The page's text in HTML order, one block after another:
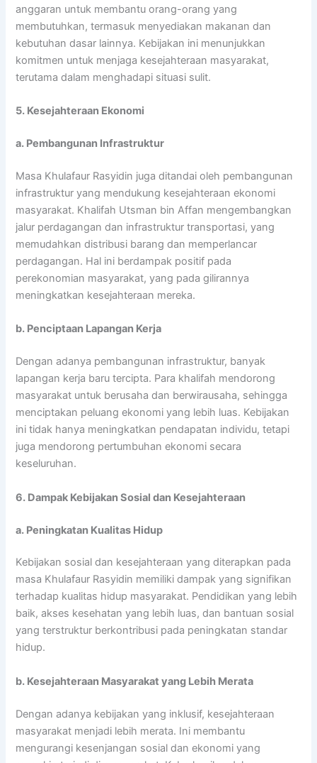
anggaran untuk membantu orang-orang yang
membutuhkan, termasuk menyediakan makanan dan
kebutuhan dasar lainnya. Kebijakan ini menunjukkan
komitmen untuk menjaga kesejahteraan masyarakat,
terutama dalam menghadapi situasi sulit.
5. Kesejahteraan Ekonomi
a. Pembangunan Infrastruktur
Masa Khulafaur Rasyidin juga ditandai oleh pembangunan
infrastruktur yang mendukung kesejahteraan ekonomi
masyarakat. Khalifah Utsman bin Affan mengembangkan
jalur perdagangan dan infrastruktur transportasi, yang
memudahkan distribusi barang dan memperlancar
perdagangan. Hal ini berdampak positif pada
perekonomian masyarakat, yang pada gilirannya
meningkatkan kesejahteraan mereka.
b. Penciptaan Lapangan Kerja
Dengan adanya pembangunan infrastruktur, banyak
lapangan kerja baru tercipta. Para khalifah mendorong
masyarakat untuk berusaha dan berwirausaha, sehingga
menciptakan peluang ekonomi yang lebih luas. Kebijakan
ini tidak hanya meningkatkan pendapatan individu, tetapi
juga mendorong pertumbuhan ekonomi secara
keseluruhan.
6. Dampak Kebijakan Sosial dan Kesejahteraan
a. Peningkatan Kualitas Hidup
Kebijakan sosial dan kesejahteraan yang diterapkan pada
masa Khulafaur Rasyidin memiliki dampak yang signifikan
terhadap kualitas hidup masyarakat. Pendidikan yang lebih
baik, akses kesehatan yang lebih luas, dan bantuan sosial
yang terstruktur berkontribusi pada peningkatan standar
hidup.
b. Kesejahteraan Masyarakat yang Lebih Merata
Dengan adanya kebijakan yang inklusif, kesejahteraan
masyarakat menjadi lebih merata. Ini membantu
mengurangi kesenjangan sosial dan ekonomi yang